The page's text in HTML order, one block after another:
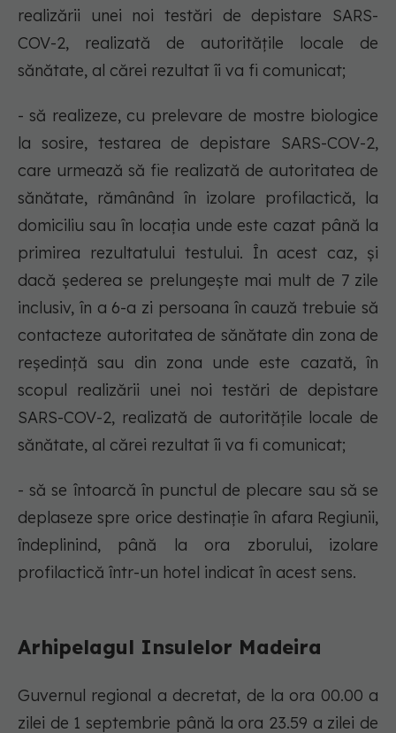
realizării unei noi testări de depistare SARS-
COV-2, realizată de autoritățile locale de
sănătate, al cărei rezultat îi va fi comunicat;
- să realizeze, cu prelevare de mostre biologice
la sosire, testarea de depistare SARS-COV-2,
care urmează să fie realizată de autoritatea de
sănătate, rămânând în izolare profilactică, la
domiciliu sau în locația unde este cazat până la
primirea rezultatului testului. În acest caz, și
dacă șederea se prelungește mai mult de 7 zile
inclusiv, în a 6-a zi persoana în cauză trebuie să
contacteze autoritatea de sănătate din zona de
reședință sau din zona unde este cazată, în
scopul realizării unei noi testări de depistare
SARS-COV-2, realizată de autoritățile locale de
sănătate, al cărei rezultat îi va fi comunicat;
- să se întoarcă în punctul de plecare sau să se
deplaseze spre orice destinație în afara Regiunii,
îndeplinind, până la ora zborului, izolare
profilactică într-un hotel indicat în acest sens.
Arhipelagul Insulelor Madeira
Guvernul regional a decretat, de la ora 00.00 a
zilei de 1 septembrie până la ora 23.59 a zilei de